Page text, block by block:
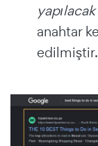
anahtar
edilmiştir.